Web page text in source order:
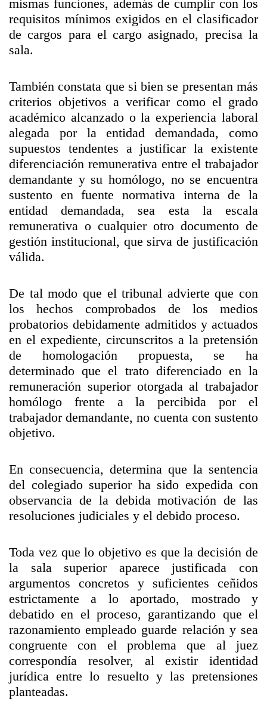
mismas funciones, además de cumplir con los
requisitos mínimos exigidos en el clasificador
de cargos para el cargo asignado, precisa la
sala.
También constata que si bien se presentan más
criterios objetivos a verificar como el grado
académico alcanzado o la experiencia laboral
alegada por la entidad demandada, como
supuestos tendentes a justificar la existente
diferenciación remunerativa entre el trabajador
demandante y su homólogo, no se encuentra
sustento en fuente normativa interna de la
entidad demandada, sea esta la escala
remunerativa o cualquier otro documento de
gestión institucional, que sirva de justificación
válida.
De tal modo que el tribunal advierte que con
los hechos comprobados de los medios
probatorios debidamente admitidos y actuados
en el expediente, circunscritos a la pretensión
de homologación propuesta, se ha
determinado que el trato diferenciado en la
remuneración superior otorgada al trabajador
homólogo frente a la percibida por el
trabajador demandante, no cuenta con sustento
objetivo.
En consecuencia, determina que la sentencia
del colegiado superior ha sido expedida con
observancia de la debida motivación de las
resoluciones judiciales y el debido proceso.
Toda vez que lo objetivo es que la decisión de
la sala superior aparece justificada con
argumentos concretos y suficientes ceñidos
estrictamente a lo aportado, mostrado y
debatido en el proceso, garantizando que el
razonamiento empleado guarde relación y sea
congruente con el problema que al juez
correspondía resolver, al existir identidad
jurídica entre lo resuelto y las pretensiones
planteadas.